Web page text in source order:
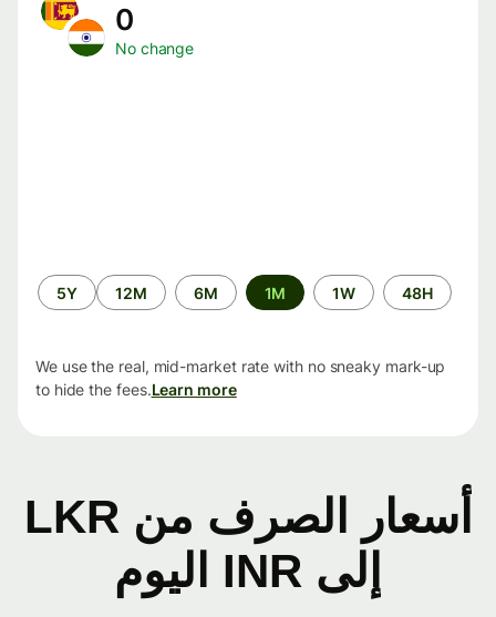
No change
الفترة
الزمنية
48H
1W
1M
6M
12M
5Y
We use the real, mid-market rate with no sneaky mark-up
to hide the fees.Learn more
أسعار الصرف من LKR
إلى INR اليوم